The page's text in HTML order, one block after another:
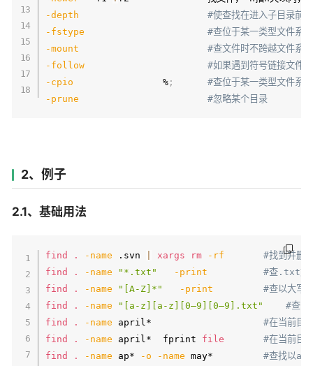
-depth
#使查找在进入子目录前
-fstype
#查位于某一类型文件
-mount
#查文件时不跨越文件系
-follow
#如果遇到符号链接文件
-cpio
                %
;
#查位于某一类型文件
-prune
#忽略某个目录
2、例子
2.1、基础用法
find . -name .svn xargs rm -rf
#找到并删
find
. -name "*.txt" -print
#查.txt文
find
. -name "[A-Z]*" -print
#查以大写
find
. -name "[a-z][a-z][0–9][0–9].txt"
#查以
find
. -name april* #在当前目
find
. -name april*  fprint file
#在当前目
find
. -name ap* -o -name may* #查找以ap